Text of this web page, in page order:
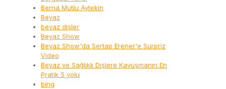
Berna Mutlu Aytekin
Beyaz
beyaz dişler
Beyaz Show
Beyaz Show'da Sertap Erener'e Sürpriz
Video
Beyaz ve Sağlıklı Dişlere Kavuşmanın En
Pratik 5 yolu
bing